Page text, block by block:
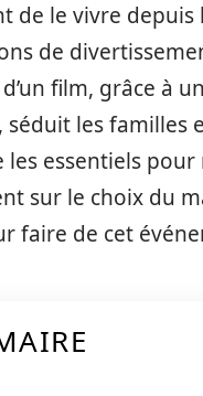
de le vivre
de
film, grâce à
, séduit les familles
essentiels
sur le choix du
faire de cet